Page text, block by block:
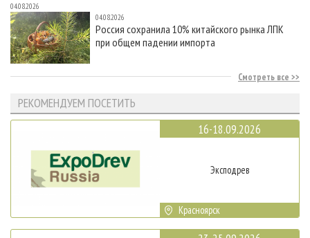
04.08.2026
04.08.2026
Россия сохранила 10% китайского рынка ЛПК
при общем падении импорта
Смотреть все
РЕКОМЕНДУЕМ ПОСЕТИТЬ
16-18.09.2026
Эксподрев
Красноярск